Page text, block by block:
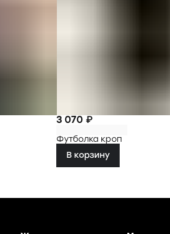
3 070 ₽
Футболка кроп
В корзину